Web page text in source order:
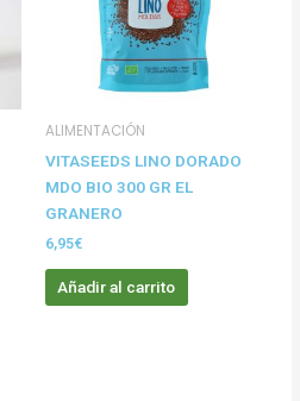
ALIMENTACIÓN
VITASEEDS LINO DORADO
MDO BIO 300 GR EL
GRANERO
6,95€
Añadir al carrito